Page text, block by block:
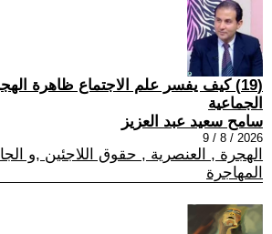
(19) كيف يفسر علم الاجتماع ظاهرة
الجماعية
سامح سعيد عبد العزيز
2026 / 8 / 9
الهجرة , العنصرية , حقوق اللاجئين ,و
المهاجرة